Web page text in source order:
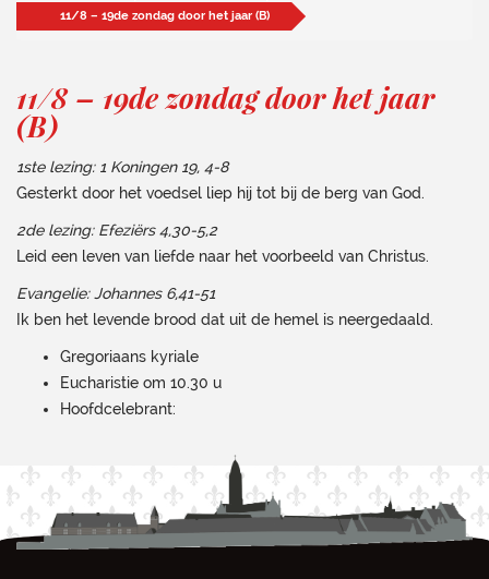
11/8 – 19de zondag door het jaar (B)
11/8 – 19de zondag door het jaar
(B)
1ste lezing: 1 Koningen 19, 4-8
Gesterkt door het voedsel liep hij tot bij de berg van God.
2de lezing: Efeziërs 4,30-5,2
Leid een leven van liefde naar het voorbeeld van Christus.
Evangelie: Johannes 6,41-51
Ik ben het levende brood dat uit de hemel is neergedaald.
Gregoriaans kyriale
Eucharistie om 10.30 u
Hoofdcelebrant: